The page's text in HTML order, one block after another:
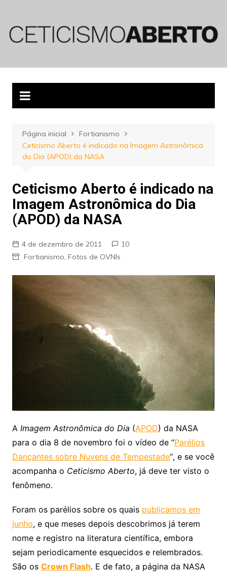
conteúdo
Página inicial
Fortianismo
Ceticismo Aberto é indicado na Imagem Astronômica
do Dia (APOD) da NASA
Ceticismo Aberto é indicado na
Imagem Astronômica do Dia
(APOD) da NASA
4 de dezembro de 2011
10
Fortianismo Fotos de OVNIs
A Imagem Astronômica do Dia (APOD) da NASA
para o dia 8 de novembro foi o vídeo de “Parélios
Dançantes sobre Nuvens de Tempestade“, e se você
acompanha o Ceticismo Aberto, já deve ter visto o
fenômeno.
Foram os parélios sobre os quais publicamos em
junho, e que meses depois descobrimos já terem
nome e registro na literatura científica, embora
sejam periodicamente esquecidos e relembrados.
São os Crown Flash. E de fato, a página da NASA